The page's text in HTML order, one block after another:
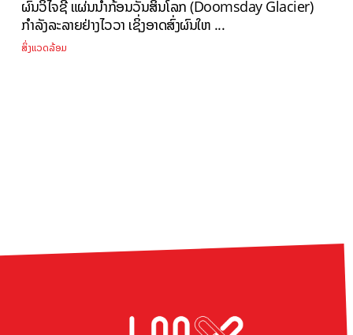
ຜົນວິໄຈຊີ້ ແຜ່ນນ້ຳກ້ອນວັນສິ້ນໂລກ (Doomsday Glacier)
ກຳລັງລະລາຍຢ່າງໄວວາ ເຊິ່ງອາດສົ່ງຜົນໃຫ ...
ສິ່ງແວດລ້ອມ